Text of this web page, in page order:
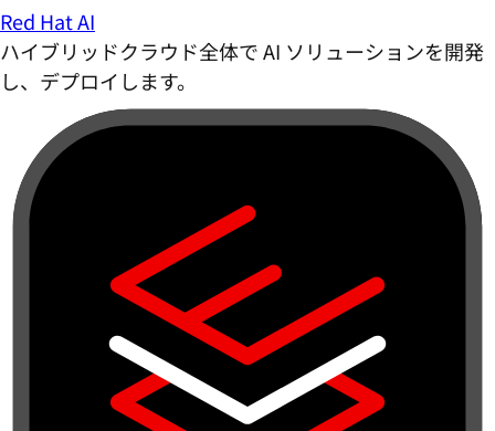
Red Hat AI
ハイブリッドクラウド全体で AI ソリューションを開発
し、デプロイします。